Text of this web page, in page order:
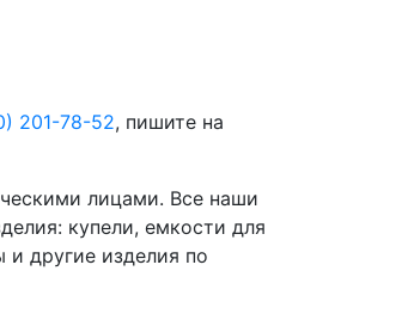
201-78-52, пишите на
лицами. Все наши
купели, емкости для
и другие изделия по